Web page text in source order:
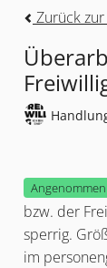
Zurück
Angenommen
bzw. der
sperrig.
im